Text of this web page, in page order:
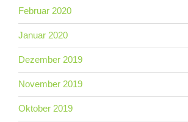
Februar 2020
Januar 2020
Dezember 2019
November 2019
Oktober 2019